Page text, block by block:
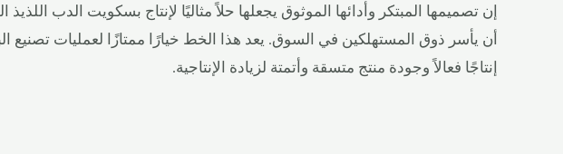
إن تصميمها المبتكر وأدائها الموثوق يجعلها حلاً مثاليًا لإنتاج بسكويت الدب
أن يأسر ذوق المستهلكين في السوق. يعد هذا الخط خيارًا ممتازًا لعمليات تصنيع
إنتاجًا فعالاً وجودة منتج متسقة وأتمتة لزيادة الإنتاجية.